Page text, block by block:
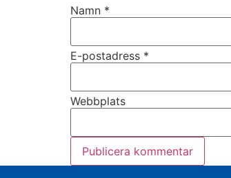
Namn *
E-postadress *
Webbplats